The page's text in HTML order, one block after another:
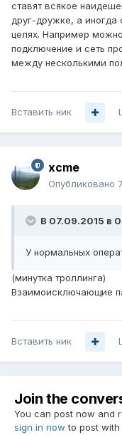
ставят всякое
друг-дружке, а иногда
целях. Например
подключение и сеть
между несколькими
Вставить ник
xcme
Опубликовано
В 07.09.2015 в
У нормальных
(минутка троллинга)
Взаимоисключающие
Вставить ник
Join the
You can post now and
sign in now to post